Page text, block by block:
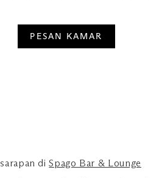
PESAN KAMAR
diSpago Bar & Lounge